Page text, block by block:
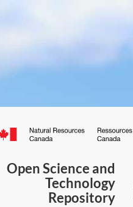
Open Science and
Technology
Repository